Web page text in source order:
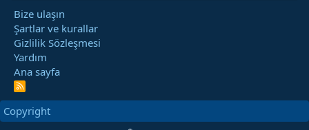
Bize ulaşın
Şartlar ve kurallar
Gizlilik Sözleşmesi
Yardım
Ana sayfa
R
S
Copyright